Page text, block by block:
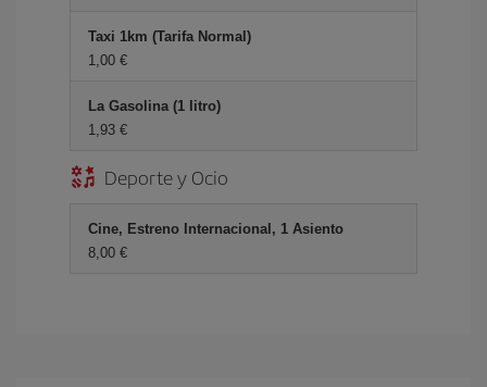
Taxi 1km (Tarifa Normal)
1,00 €
La Gasolina (1 litro)
1,93 €
Deporte y Ocio
Cine, Estreno Internacional, 1 Asiento
8,00 €